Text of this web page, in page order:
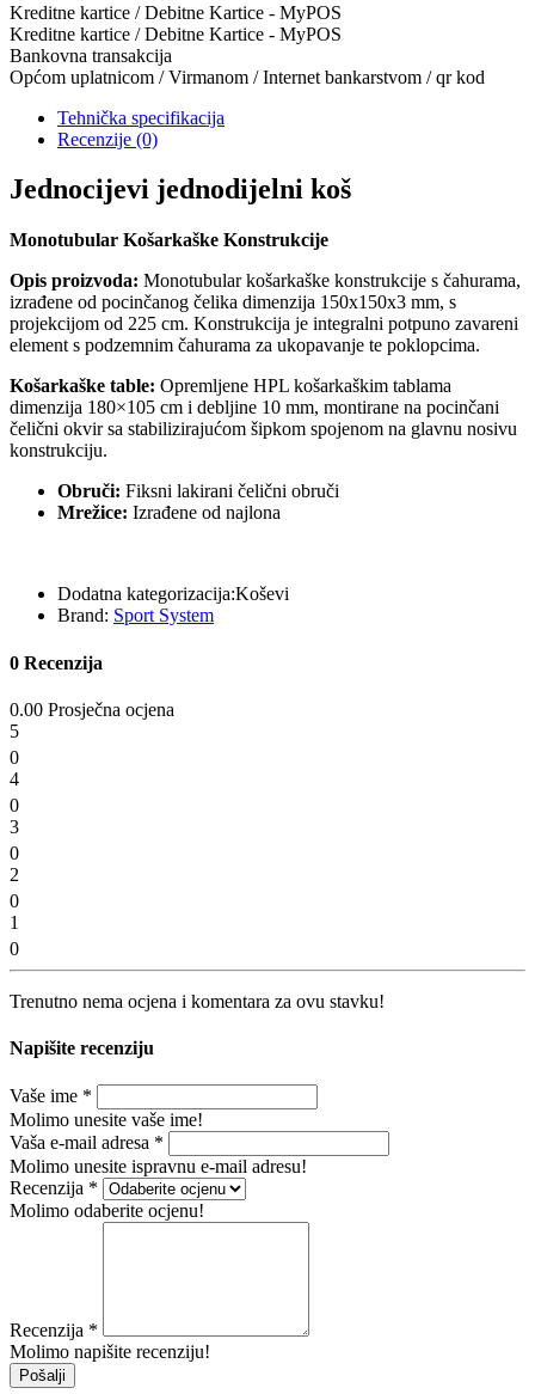
Kreditne kartice / Debitne Kartice - MyPOS
Kreditne kartice / Debitne Kartice - MyPOS
Bankovna transakcija
Općom uplatnicom / Virmanom / Internet bankarstvom / qr kod
Tehnička specifikacija
Recenzije (0)
Jednocijevi jednodijelni koš
Monotubular Košarkaške Konstrukcije
Opis proizvoda: Monotubular košarkaške konstrukcije s čahurama,
izrađene od pocinčanog čelika dimenzija 150x150x3 mm, s
projekcijom od 225 cm. Konstrukcija je integralni potpuno zavareni
element s podzemnim čahurama za ukopavanje te poklopcima.
Košarkaške table: Opremljene HPL košarkaškim tablama
dimenzija 180×105 cm i debljine 10 mm, montirane na pocinčani
čelični okvir sa stabilizirajućom šipkom spojenom na glavnu nosivu
konstrukciju.
Obruči: Fiksni lakirani čelični obruči
Mrežice: Izrađene od najlona
Dodatna kategorizacija:Koševi
Brand: Sport System
0 Recenzija
0.00 Prosječna ocjena
5
0
4
0
3
0
2
0
1
0
Trenutno nema ocjena i komentara za ovu stavku!
Napišite recenziju
Vaše ime *
Molimo unesite vaše ime!
Vaša e-mail adresa *
Molimo unesite ispravnu e-mail adresu!
Recenzija *
Molimo odaberite ocjenu!
Recenzija *
Molimo napišite recenziju!
Pošalji